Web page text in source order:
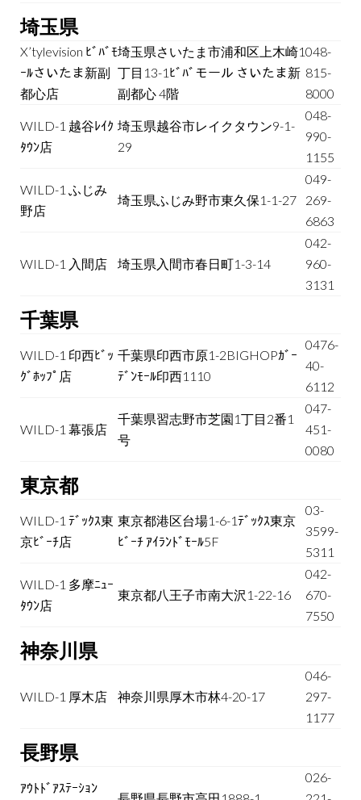
埼玉県
X’tylevision ﾋﾞﾊﾞﾓ
ｰﾙさいたま新副
都心店
埼玉県さいたま市浦和区上木崎1
丁目13-1ﾋﾞﾊﾞモール さいたま新
副都心 4階
048-
815-
8000
WILD-1 越谷ﾚｲｸ
ﾀｳﾝ店
埼玉県越谷市レイクタウン9-1-
29
048-
990-
1155
WILD-1 ふじみ
野店
埼玉県ふじみ野市東久保1-1-27
049-
269-
6863
WILD-1 入間店 埼玉県入間市春日町1-3-14
042-
960-
3131
千葉県
WILD-1 印西ﾋﾞｯ
ｸﾞﾎｯﾌﾟ店
千葉県印西市原1-2BIGHOPｶﾞｰ
ﾃﾞﾝﾓｰﾙ印西1110
0476-
40-
6112
WILD-1 幕張店
千葉県習志野市芝園1丁目2番1
号
047-
451-
0080
東京都
WILD-1 ﾃﾞｯｸｽ東
京ﾋﾞｰﾁ店
東京都港区台場1-6-1ﾃﾞｯｸｽ東京
ﾋﾞｰﾁ ｱｲﾗﾝﾄﾞﾓｰﾙ5F
03-
3599-
5311
WILD-1 多摩ﾆｭｰ
ﾀｳﾝ店
東京都八王子市南大沢1-22-16
042-
670-
7550
神奈川県
WILD-1 厚木店 神奈川県厚木市林4-20-17
046-
297-
1177
長野県
ｱｳﾄﾄﾞｱｽﾃｰｼｮﾝ
026-